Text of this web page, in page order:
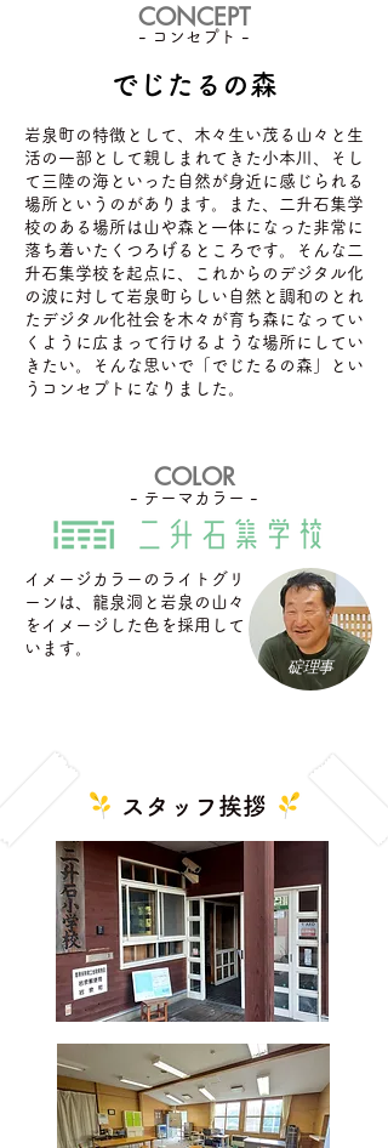
​- コンセプト -
​CONCEPT
でじたるの森
岩泉町の特徴として、木々生い茂る山々と生
活の一部として親しまれてきた小本川、そし
て三陸の海といった自然が身近に感じられる
場所というのがあります。また、二升石集学
校のある場所は山や森と一体になった非常に
落ち着いたくつろげるところです。そんな二
升石集学校を起点に、これからのデジタル化
の波に対して岩泉町らしい自然と調和のとれ
たデジタル化社会を木々が育ち森になってい
くように広まって行けるような場所にしてい
きたい。そんな思いで「でじたるの森」とい
うコンセプトになりました。
​- テーマカラー -
​COLOR
イメージカラーのライトグリ
ーンは、龍泉洞と岩泉の山々
をイメージした色を採用して
います。
​碇理事
スタッフ挨拶